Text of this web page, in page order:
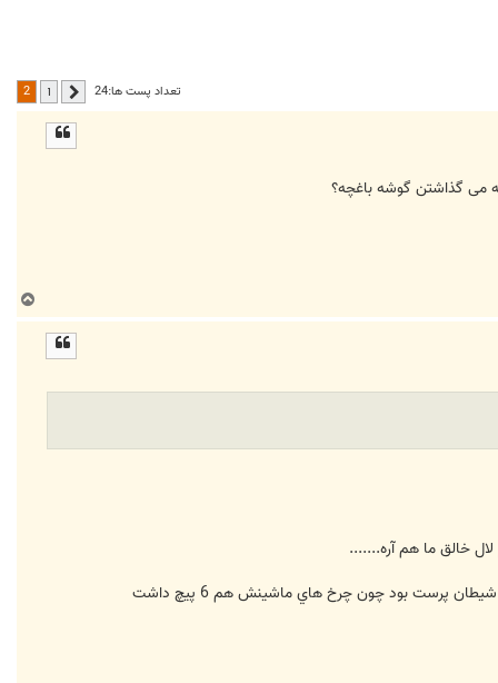
تعداد پست ها:24 قبلی 1
2
می گذاشتن گوشه باغچه؟
ا
خالق ما هم آره.......